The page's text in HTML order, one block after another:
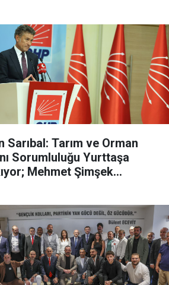
Sarıbal: Tarım ve Orman
Sorumluluğu Yurttaşa
Mehmet Şimşek